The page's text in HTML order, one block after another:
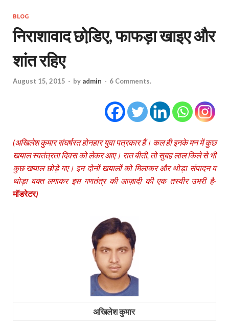
BLOG
निराशावाद छोडि़ए, फाफड़ा खाइए और
शांत रहिए
August 15, 2015 - by admin - 6 Comments.
(अखिलेश कुमार संघर्षरत होनहार युवा पत्रकार हैं। कल ही इनके मन में कुछ
खयाल स्‍वतंत्रता दिवस को लेकर आए। रात बीती, तो सुबह लाल किले से भी
कुछ खयाल छोड़े गए। इन दोनों खयालों को मिलाकर औरथोड़ा संपादन व
थोड़ा वक्‍त लगाकर इस गणतंत्र की आज़ादी की एक तस्‍वीर उभरी है-
मॉडरेटर)
अखिलेश कुमार